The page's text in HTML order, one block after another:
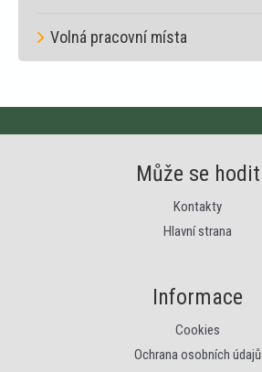
Volná pracovní místa
Může se hodit
Kontakty
Hlavní strana
Informace
Cookies
Ochrana osobních údajů